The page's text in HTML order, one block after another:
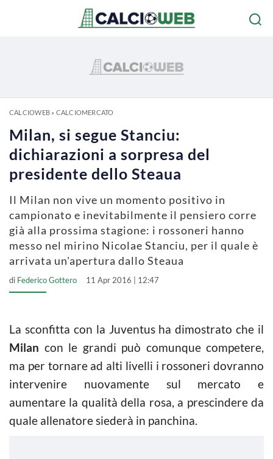
CALCIOWEB» CALCIOMERCATO
Milan, si segue Stanciu:
dichiarazioni a sorpresa del
presidente dello Steaua
Il Milan non vive un momento positivo in
campionato e inevitabilmente il pensiero corre
già alla prossima stagione: i rossoneri hanno
messo nel mirino Nicolae Stanciu, per il quale è
arrivata un'apertura dallo Steaua
di Federico Gottero 11 Apr 2016 | 12:47
La sconfitta con la Juventus ha dimostrato che il
Milan con le grandi può comunque competere,
ma per tornare ad alti livelli i rossoneri dovranno
intervenire nuovamente sul mercato e
aumentare la qualità della rosa, a prescindere da
quale allenatore siederà in panchina.